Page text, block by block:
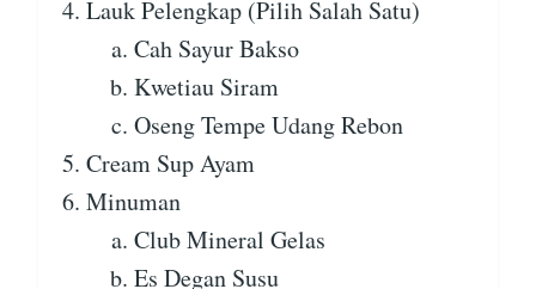
Lauk Pelengkap (Pilih Salah Satu)
Cah Sayur Bakso
Kwetiau Siram
Oseng Tempe Udang Rebon
Cream Sup Ayam
Minuman
Club Mineral Gelas
Es Degan Susu